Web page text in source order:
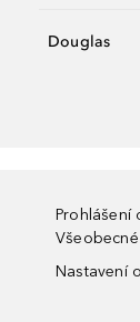
Douglas
Prohlášení
Nastavení